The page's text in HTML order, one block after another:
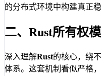
的分布式环境中构建真正稳
二、Rust所有权
深入理解Rust的核心，绕
体系。这套机制看似严格